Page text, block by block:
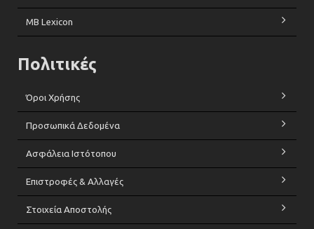
MB Lexicon
Πολιτικές
Όροι Χρήσης
Προσωπικά Δεδομένα
Ασφάλεια Ιστότοπου
Επιστροφές & Αλλαγές
Στοιχεία Αποστολής